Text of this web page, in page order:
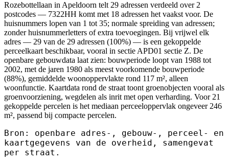
Rozebottellaan in Apeldoorn telt 29 adressen verdeeld over 2
postcodes — 7322HH komt met 18 adressen het vaakst voor. De
huisnummers lopen van 1 tot 35; normale spreiding van adressen;
zonder huisnummerletters of extra toevoegingen. Bij vrijwel elk
adres — 29 van de 29 adressen (100%) — is een gekoppelde
perceelkaart beschikbaar, vooral in sectie APD01 sectie Z. De
openbare gebouwdata laat zien: bouwperiode loopt van 1988 tot
2002, met de jaren 1980 als meest voorkomende bouwperiode
(88%), gemiddelde woonoppervlakte rond 117 m², alleen
woonfunctie. Kaartdata rond de straat toont groenobjecten vooral als
groenvoorziening, wegdelen als inrit met open verharding. Voor 21
gekoppelde percelen is het mediaan perceeloppervlak ongeveer 246
m², passend bij compacte percelen.
Bron: openbare adres-, gebouw-, perceel- en
kaartgegevens van de overheid, samengevat
per straat.